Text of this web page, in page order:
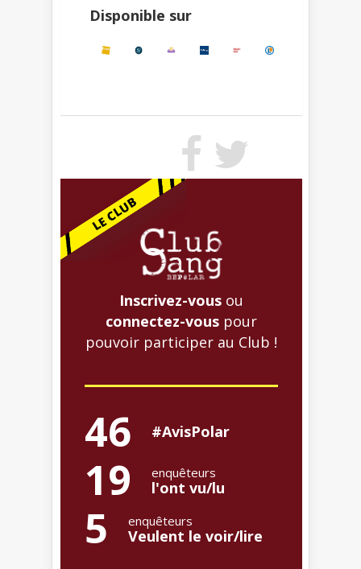
Disponible sur
Inscrivez-vous ou
connectez-vous pour
pouvoir participer au Club !
46 #AvisPolar
19 enquêteurs
l'ont vu/lu
5 enquêteurs
Veulent le voir/lire